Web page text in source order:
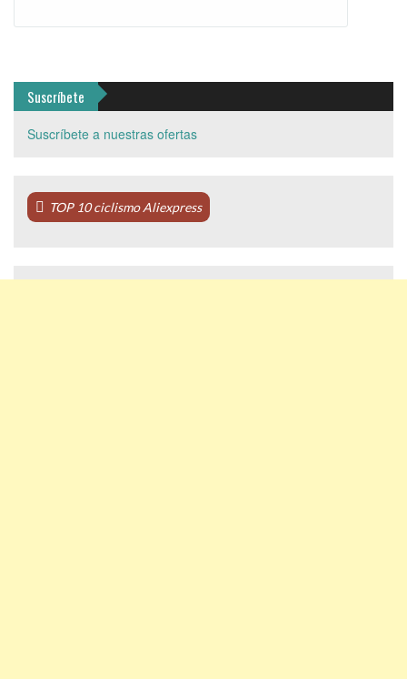
Suscríbete
Suscríbete a nuestras ofertas
TOP 10 ciclismo Aliexpress